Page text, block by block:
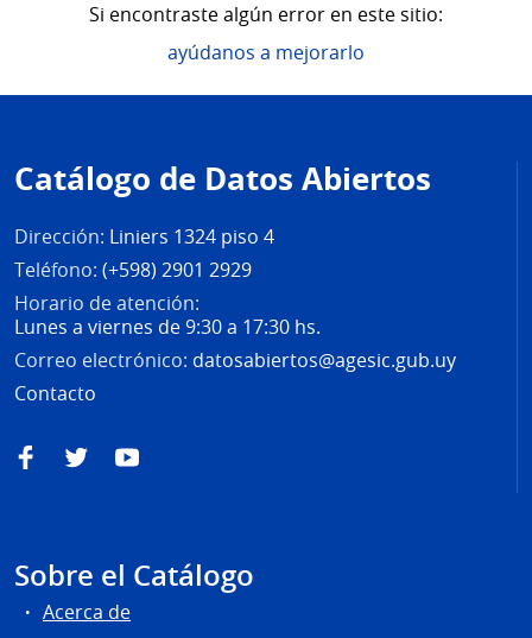
Si encontraste algún error en este sitio:
ayúdanos a mejorarlo
de
página
Catálogo de Datos Abiertos
Dirección: Liniers 1324 piso 4
Teléfono: (+598) 2901 2929
Horario de atención:
Lunes a viernes de 9:30 a 17:30 hs.
Correo electrónico: datosabiertos@agesic.gub.uy
Contacto
FacebookTwitterYouTube
Sobre el Catálogo
Acerca de